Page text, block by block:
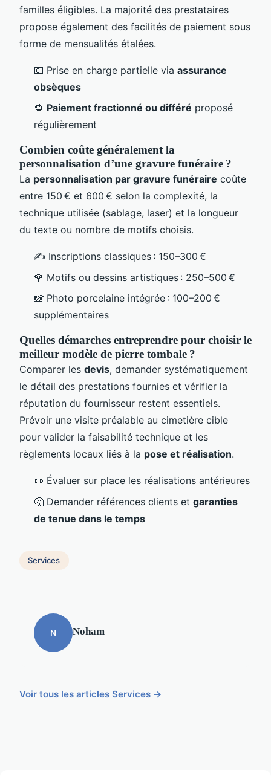
familles éligibles. La majorité des prestataires
propose également des facilités de paiement sous
forme de mensualités étalées.
💶 Prise en charge partielle via assurance
obsèques
🔁 Paiement fractionné ou différé proposé
régulièrement
Combien coûte généralement la
personnalisation d’une gravure funéraire ?
La personnalisation par gravure funéraire coûte
entre 150 € et 600 € selon la complexité, la
technique utilisée (sablage, laser) et la longueur
du texte ou nombre de motifs choisis.
✍️ Inscriptions classiques : 150–300 €
🌹 Motifs ou dessins artistiques : 250–500 €
📸 Photo porcelaine intégrée : 100–200 €
supplémentaires
Quelles démarches entreprendre pour choisir le
meilleur modèle de pierre tombale ?
Comparer les devis, demander systématiquement
le détail des prestations fournies et vérifier la
réputation du fournisseur restent essentiels.
Prévoir une visite préalable au cimetière cible
pour valider la faisabilité technique et les
règlements locaux liés à la pose et réalisation.
👀 Évaluer sur place les réalisations antérieures
🤔 Demander références clients et garanties
de tenue dans le temps
Services
N Noham
Voir tous les articles Services →